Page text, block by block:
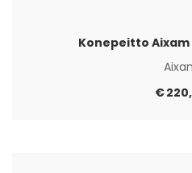
Konepeitto Aixam
€